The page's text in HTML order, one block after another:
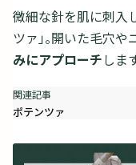
微細な針を肌に刺入
ツァ」。開いた毛穴
みにアプローチしま
ポテンツァ